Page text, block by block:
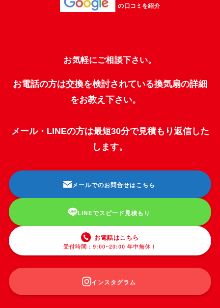
の口コミを紹介
お気軽にご相談下さい。
お電話の方は交換を検討されている換気扇の詳細
をお教え下さい。
メール・LINEの方は最短30分で見積もり返信した
します。
メールでのお問合せはこちら
LINEでスピード見積もり
お電話はこちら
受付時間：9:00~20:00 年中無休！
インスタグラム